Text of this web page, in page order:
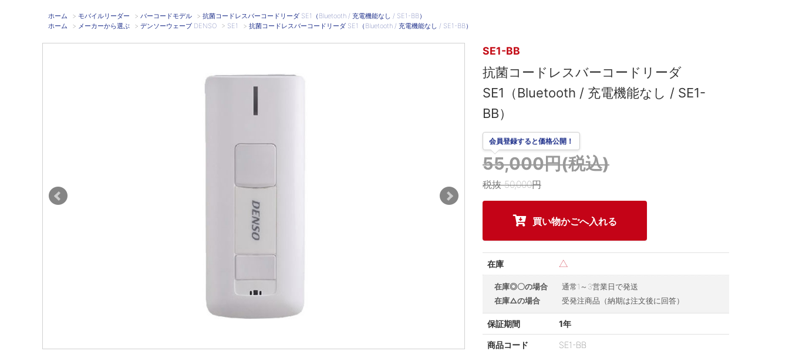
ホーム > モバイルリーダー > バーコードモデル > 抗菌コードレスバーコードリーダ SE1（Bluetooth / 充電機能なし / SE1-BB）
ホーム
> メーカーから選ぶ > デンソーウェーブ DENSO > SE1 > 抗菌コードレスバーコードリーダ SE1（Bluetooth / 充電機能なし / SE1-BB）
SE1-BB
抗菌コードレスバーコードリーダ
SE1（Bluetooth / 充電機能なし / SE1-
BB）
55,000円(税込)
会員登録すると価格公開！
税抜 50,000円
商品コード SE1-BB
在庫◎〇の場合
通常1～3営業日で発送
在庫△の場合
受発注商品（納期は注文後に回答）
保証期間 1年
在庫 △
買い物かごへ入れる